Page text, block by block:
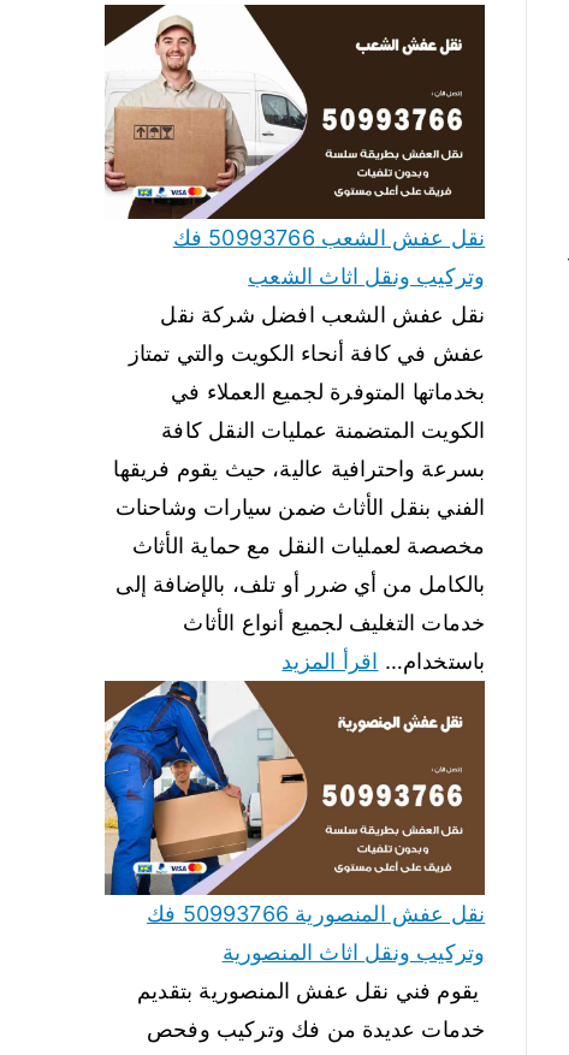
نقل عفش الشعب 50993766 فك
وتركيب ونقل اثاث الشعب
نقل عفش الشعب افضل شركة نقل
عفش في كافة أنحاء الكويت والتي تمتاز
بخدماتها المتوفرة لجميع العملاء في
الكويت المتضمنة عمليات النقل كافة
بسرعة واحترافية عالية، حيث يقوم فريقها
الفني بنقل الأثاث ضمن سيارات وشاحنات
مخصصة لعمليات النقل مع حماية الأثاث
بالكامل من أي ضرر أو تلف، بالإضافة إلى
خدمات التغليف لجميع أنواع الأثاث
باستخدام… اقرأ المزيد
نقل عفش المنصورية 50993766 فك
وتركيب ونقل اثاث المنصورية
يقوم فني نقل عفش المنصورية بتقديم
خدمات عديدة من فك وتركيب وفحص